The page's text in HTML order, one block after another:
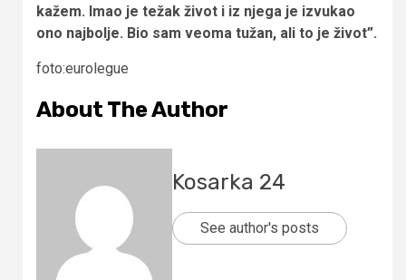
kažem. Imao je težak život i iz njega je izvukao
ono najbolje. Bio sam veoma tužan, ali to je život”.
foto:eurolegue
About The Author
Kosarka 24
See author's posts